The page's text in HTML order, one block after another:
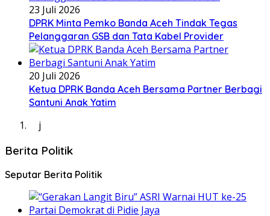
23 Juli 2026
DPRK Minta Pemko Banda Aceh Tindak Tegas
Pelanggaran GSB dan Tata Kabel Provider
20 Juli 2026
Ketua DPRK Banda Aceh Bersama Partner Berbagi
Santuni Anak Yatim
j
Berita Politik
Seputar Berita Politik